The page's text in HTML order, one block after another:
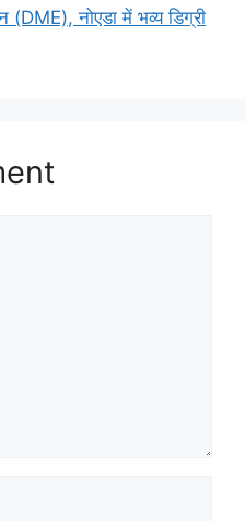
(DME), नोएडा में भव्य डिग्री